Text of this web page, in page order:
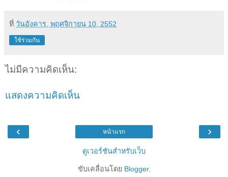
ที่ วันอังคาร, พฤศจิกายน 10, 2552
ใช้ร่วมกัน
ไม่มีความคิดเห็น:
แสดงความคิดเห็น
‹ ›
หน้าแรก
ดูเวอร์ชันสำหรับเว็บ
ขับเคลื่อนโดย Blogger.